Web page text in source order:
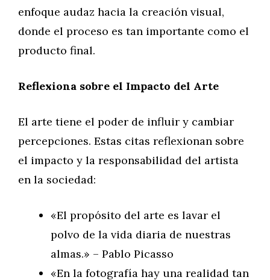
enfoque audaz hacia la creación visual,
donde el proceso es tan importante como el
producto final.
Reflexiona sobre el Impacto del Arte
El arte tiene el poder de influir y cambiar
percepciones. Estas citas reflexionan sobre
el impacto y la responsabilidad del artista
en la sociedad:
«El propósito del arte es lavar el
polvo de la vida diaria de nuestras
almas.» – Pablo Picasso
«En la fotografía hay una realidad tan